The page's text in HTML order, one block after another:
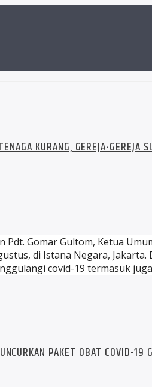
KURANG, GEREJA-GEREJA
Pdt. Gomar Gultom, Ketua
di Istana Negara,
covid-19 termasuk
PAKET OBAT COVID-19